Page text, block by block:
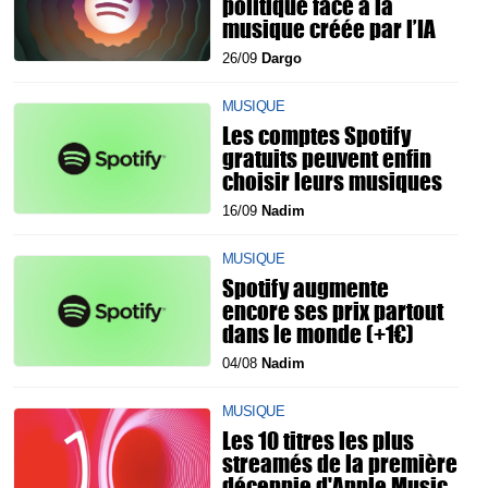
musique créée par l’IA
26/09 Dargo
MUSIQUE
Les comptes Spotify
gratuits peuvent enfin
choisir leurs musiques
16/09 Nadim
MUSIQUE
Spotify augmente
encore ses prix partout
dans le monde (+1€)
04/08 Nadim
MUSIQUE
Les 10 titres les plus
streamés de la première